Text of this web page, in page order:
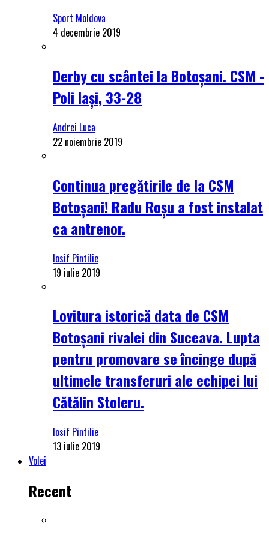
Sport Moldova
4 decembrie 2019
Derby cu scântei la Botoșani. CSM -
Poli Iași, 33-28
Andrei Luca
22 noiembrie 2019
Continua pregătirile de la CSM
Botoșani! Radu Roșu a fost instalat
ca antrenor.
Iosif Pintilie
19 iulie 2019
Lovitura istorică data de CSM
Botoșani rivalei din Suceava. Lupta
pentru promovare se încinge după
ultimele transferuri ale echipei lui
Cătălin Stoleru.
Iosif Pintilie
13 iulie 2019
Volei
Recent